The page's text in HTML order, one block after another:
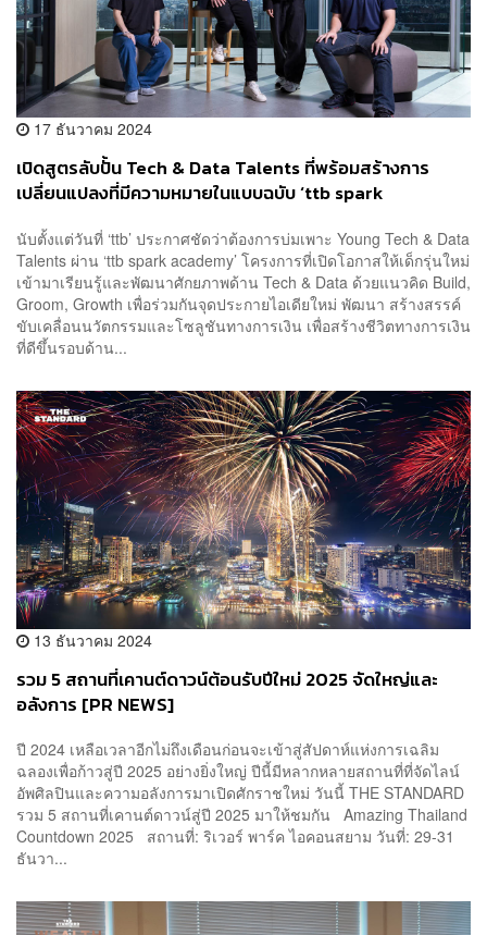
17 ธันวาคม 2024
เปิดสูตรลับปั้น Tech & Data Talents ที่พร้อมสร้างการ
เปลี่ยนแปลงที่มีความหมายในแบบฉบับ ‘ttb spark
นับตั้งแต่วันที่ ‘ttb’ ประกาศชัดว่าต้องการบ่มเพาะ Young Tech & Data
Talents ผ่าน ‘ttb spark academy’ โครงการที่เปิดโอกาสให้เด็กรุ่นใหม่
เข้ามาเรียนรู้และพัฒนาศักยภาพด้าน Tech & Data ด้วยแนวคิด Build,
Groom, Growth เพื่อร่วมกันจุดประกายไอเดียใหม่ พัฒนา สร้างสรรค์
ขับเคลื่อนนวัตกรรมและโซลูชันทางการเงิน เพื่อสร้างชีวิตทางการเงิน
ที่ดีขึ้นรอบด้าน...
13 ธันวาคม 2024
รวม 5 สถานที่เคานต์ดาวน์ต้อนรับปีใหม่ 2025 จัดใหญ่และ
อลังการ [PR NEWS]
ปี 2024 เหลือเวลาอีกไม่ถึงเดือนก่อนจะเข้าสู่สัปดาห์แห่งการเฉลิม
ฉลองเพื่อก้าวสู่ปี 2025 อย่างยิ่งใหญ่ ปีนี้มีหลากหลายสถานที่ที่จัดไลน์
อัพศิลปินและความอลังการมาเปิดศักราชใหม่ วันนี้ THE STANDARD
รวม 5 สถานที่เคานต์ดาวน์สู่ปี 2025 มาให้ชมกัน Amazing Thailand
Countdown 2025 สถานที่: ริเวอร์ พาร์ค ไอคอนสยาม วันที่: 29-31
ธันวา...